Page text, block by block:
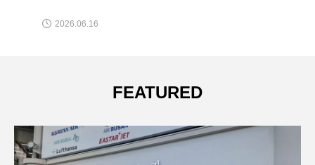
2026.06.16
FEATURED